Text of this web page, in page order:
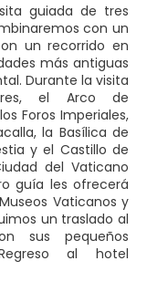
guiada de tres
con un
un recorrido en
más antiguas
Durante la visita
el Arco de
Foros Imperiales,
la Basílica de
y el Castillo de
del Vaticano
guía les ofrecerá
Vaticanos y
un traslado al
sus pequeños
al hotel